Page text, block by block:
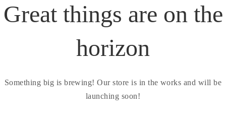
Great things are on the
horizon
Something big is brewing! Our store is in the works and will be
launching soon!